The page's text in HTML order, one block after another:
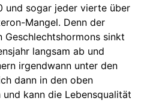
und sogar jeder vierte über
Mangel. Denn der
Geschlechtshormons sinkt
langsam ab und
irgendwann unter den
dann in den oben
kann die Lebensqualität